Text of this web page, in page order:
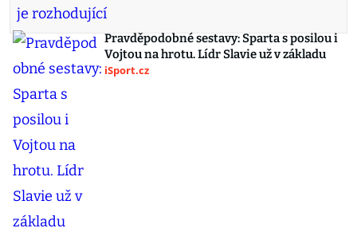
Pravděpodobné sestavy: Sparta s posilou i
Vojtou na hrotu. Lídr Slavie už v základu
iSport.cz